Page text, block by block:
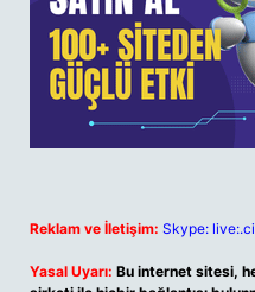
Reklam ve İletişim: Skype:
Yasal Uyarı: Bu internet sitesi,